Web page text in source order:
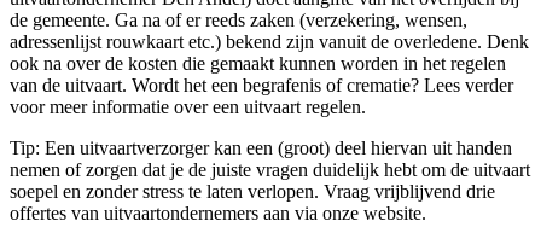
de gemeente. Ga na of er reeds zaken (verzekering, wensen,
adressenlijst rouwkaart etc.) bekend zijn vanuit de overledene. Denk
ook na over de kosten die gemaakt kunnen worden in het regelen
van de uitvaart. Wordt het een begrafenis of crematie? Lees verder
voor meer informatie over een uitvaart regelen.
Tip: Een uitvaartverzorger kan een (groot) deel hiervan uit handen
nemen of zorgen dat je de juiste vragen duidelijk hebt om de uitvaart
soepel en zonder stress te laten verlopen. Vraag vrijblijvend drie
offertes van uitvaartondernemers aan via onze website.